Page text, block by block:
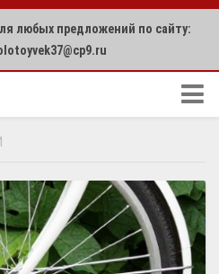
любых предложений по сайту: